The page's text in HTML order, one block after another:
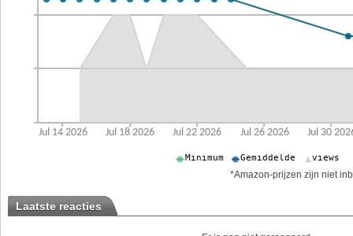
*Amazon-prijzen zijn niet
Laatste reacties